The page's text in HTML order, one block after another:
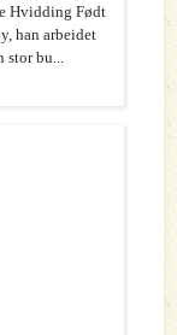
Hvidding Født
han arbeidet
bu...